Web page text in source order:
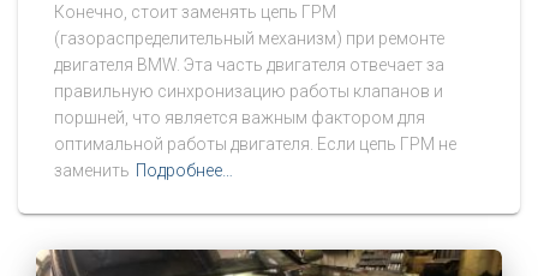
Конечно, стоит заменять цепь ГРМ
(газораспределительный механизм) при ремонте
двигателя BMW. Эта часть двигателя отвечает за
правильную синхронизацию работы клапанов и
поршней, что является важным фактором для
оптимальной работы двигателя. Если цепь ГРМ не
заменить Подробнее…